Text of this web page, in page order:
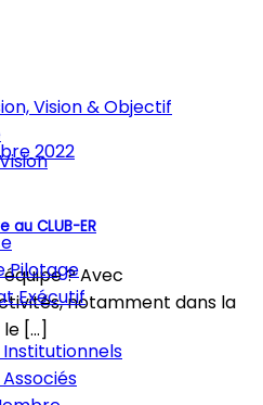
Vision & Objectif
Pilotage
Exécutif
2022
CLUB-ER
? Avec
notamment dans la
[…]